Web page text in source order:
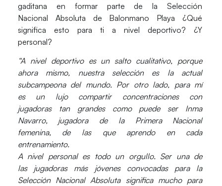
gaditana en formar parte de la Selección
Nacional Absoluta de Balonmano Playa ¿Qué
significa esto para ti a nivel deportivo? ¿Y
personal?
“A nivel deportivo es un salto cualitativo, porque
ahora mismo, nuestra selección es la actual
subcampeona del mundo. Por otro lado, para mí
es un lujo compartir concentraciones con
jugadoras tan grandes como puede ser Inma
Navarro, jugadora de la Primera Nacional
femenina, de las que aprendo en cada
entrenamiento.
A nivel personal es todo un orgullo. Ser una de
las jugadoras más jóvenes convocadas para la
Selección Nacional Absoluta significa mucho para